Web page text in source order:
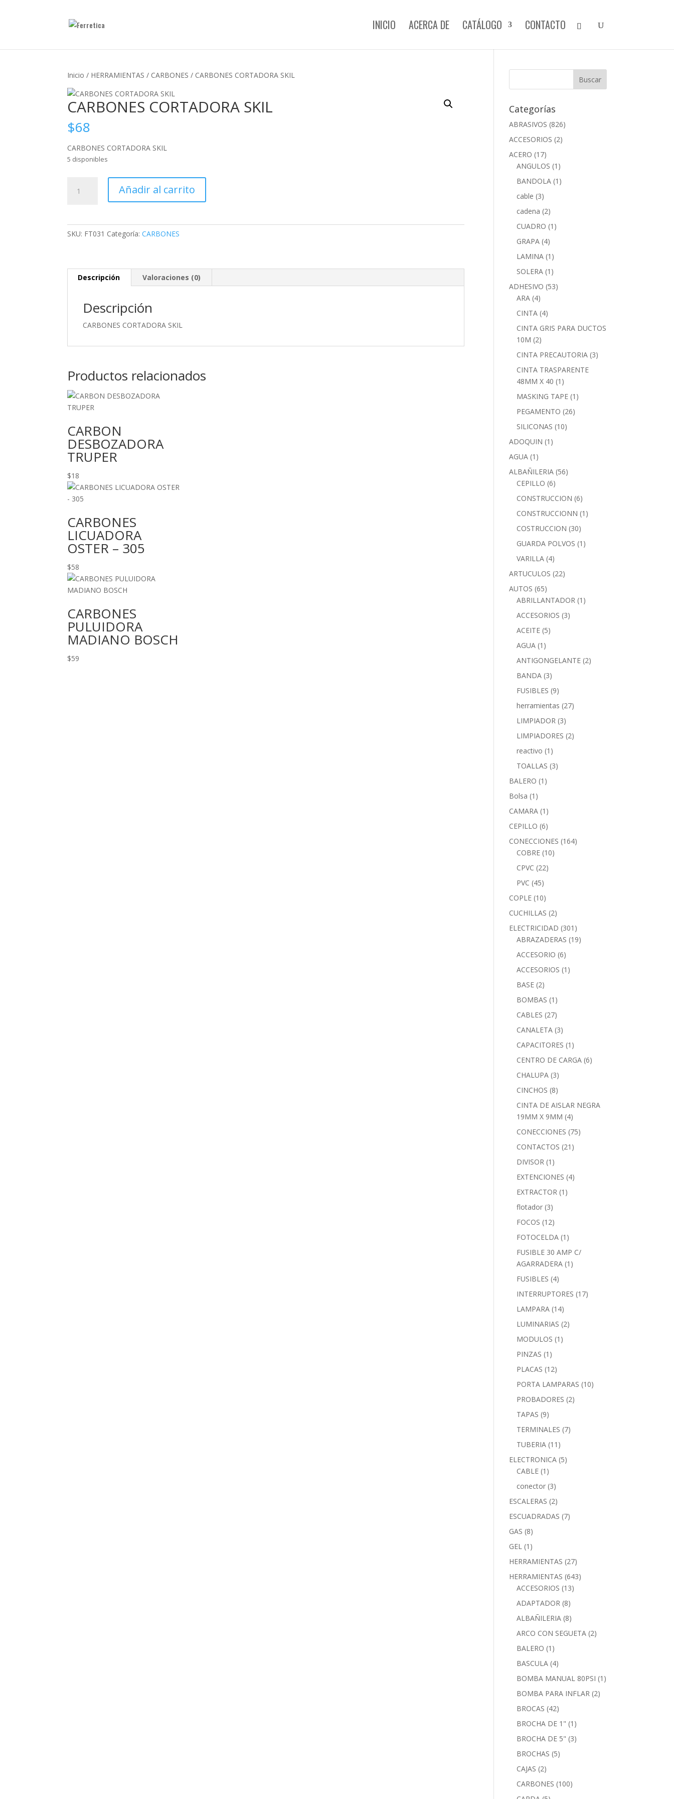
INICIO ACERCA DE CATÁLOGO CONTACTO
Inicio / HERRAMIENTAS / CARBONES / CARBONES CORTADORA SKIL
CARBONES CORTADORA SKIL
$68
CARBONES CORTADORA SKIL
5 disponibles
CORTADORA
Añadir al carrito
SKU: FT031 Categoría:CARBONES
Descripción Valoraciones (0)
Descripción
CARBONES CORTADORA SKIL
Productos relacionados
CARBON
DESBOZADORA
TRUPER
$18
CARBONES
LICUADORA
OSTER – 305
$58
CARBONES
PULUIDORA
MADIANO BOSCH
$59
Categorías
ABRASIVOS (826)
ACCESORIOS (2)
ACERO (17)
ANGULOS (1)
BANDOLA (1)
cable (3)
cadena (2)
CUADRO (1)
GRAPA (4)
LAMINA (1)
SOLERA (1)
ADHESIVO (53)
ARA (4)
CINTA (4)
CINTA GRIS PARA DUCTOS
10M (2)
CINTA PRECAUTORIA (3)
CINTA TRASPARENTE
48MM X 40 (1)
MASKING TAPE (1)
PEGAMENTO (26)
SILICONAS (10)
ADOQUIN (1)
AGUA (1)
ALBAÑILERIA (56)
CEPILLO (6)
CONSTRUCCION (6)
CONSTRUCCIONN (1)
COSTRUCCION (30)
GUARDA POLVOS (1)
VARILLA (4)
ARTUCULOS (22)
AUTOS (65)
ABRILLANTADOR (1)
ACCESORIOS (3)
ACEITE (5)
AGUA (1)
ANTIGONGELANTE (2)
BANDA (3)
FUSIBLES (9)
herramientas (27)
LIMPIADOR (3)
LIMPIADORES (2)
reactivo (1)
TOALLAS (3)
BALERO (1)
Bolsa (1)
CAMARA (1)
CEPILLO (6)
CONECCIONES (164)
COBRE (10)
CPVC (22)
PVC (45)
COPLE (10)
CUCHILLAS (2)
ELECTRICIDAD (301)
ABRAZADERAS (19)
ACCESORIO (6)
ACCESORIOS (1)
BASE (2)
BOMBAS (1)
CABLES (27)
CANALETA (3)
CAPACITORES (1)
CENTRO DE CARGA (6)
CHALUPA (3)
CINCHOS (8)
CINTA DE AISLAR NEGRA
19MM X 9MM (4)
CONECCIONES (75)
CONTACTOS (21)
DIVISOR (1)
EXTENCIONES (4)
EXTRACTOR (1)
flotador (3)
FOCOS (12)
FOTOCELDA (1)
FUSIBLE 30 AMP C/
AGARRADERA (1)
FUSIBLES (4)
INTERRUPTORES (17)
LAMPARA (14)
LUMINARIAS (2)
MODULOS (1)
PINZAS (1)
PLACAS (12)
PORTA LAMPARAS (10)
PROBADORES (2)
TAPAS (9)
TERMINALES (7)
TUBERIA (11)
ELECTRONICA (5)
CABLE (1)
conector (3)
ESCALERAS (2)
ESCUADRADAS (7)
GAS (8)
GEL (1)
HERRAMIENTAS (27)
HERRAMIENTAS (643)
ACCESORIOS (13)
ADAPTADOR (8)
ALBAÑILERIA (8)
ARCO CON SEGUETA (2)
BALERO (1)
BASCULA (4)
BOMBA MANUAL 80PSI (1)
BOMBA PARA INFLAR (2)
BROCAS (42)
BROCHA DE 1" (1)
BROCHA DE 5" (3)
BROCHAS (5)
CAJAS (2)
CARBONES (100)